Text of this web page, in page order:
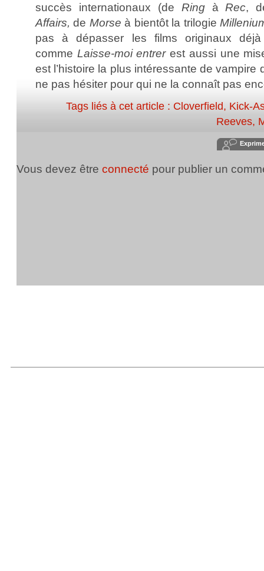
succès internationaux (de RingàRec,
Affairs,de Morseà bientôt la trilogie
pas à dépasser les films originaux déjà
comme Laisse-moi entrerest aussi une
est l’histoire la plus intéressante de vampire
ne pas hésiter pour qui ne la connaît pas
Tags liés à cet article : Cloverfield, Kick-
Reeves,
Vous devez être connecté pour publier un